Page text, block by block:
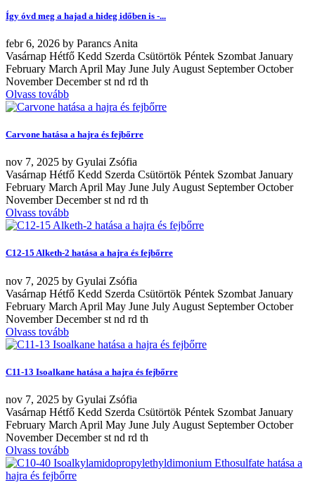
Így óvd meg a hajad a hideg időben is -...
febr6, 2026 by Parancs Anita
Vasárnap Hétfő Kedd Szerda Csütörtök Péntek Szombat January
February March April May June July August September October
November December st nd rd th
Olvass tovább
Carvone hatása a hajra és fejbőrre
nov 7, 2025 by Gyulai Zsófia
Vasárnap Hétfő Kedd Szerda Csütörtök Péntek Szombat January
February March April May June July August September October
November December st nd rd th
Olvass tovább
C12-15 Alketh-2 hatása a hajra és fejbőrre
nov 7, 2025 by Gyulai Zsófia
Vasárnap Hétfő Kedd Szerda Csütörtök Péntek Szombat January
February March April May June July August September October
November December st nd rd th
Olvass tovább
C11-13 Isoalkane hatása a hajra és fejbőrre
nov 7, 2025 by Gyulai Zsófia
Vasárnap Hétfő Kedd Szerda Csütörtök Péntek Szombat January
February March April May June July August September October
November December st nd rd th
Olvass tovább